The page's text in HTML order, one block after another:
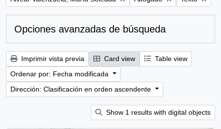
Opciones avanzadas de búsqueda
Imprimir vista previa Card view
Table view
Ordenar por: Fecha modificada
Dirección: Clasificación en orden ascendente
Show 1 results with digital objects